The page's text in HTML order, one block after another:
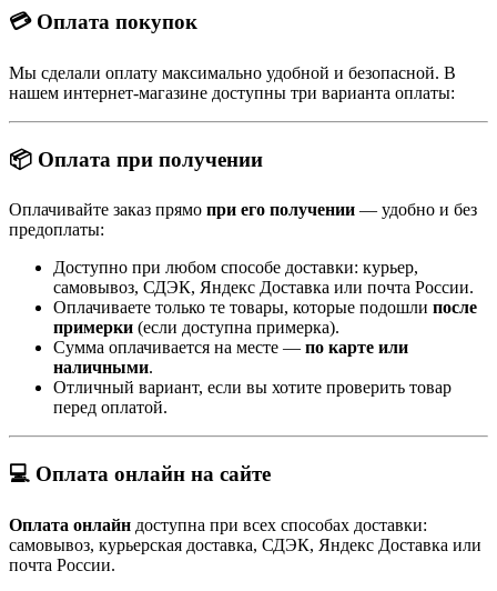
💳 Оплата покупок
Мы сделали оплату максимально удобной и безопасной. В
нашем интернет-магазине доступны три варианта оплаты:
📦 Оплата при получении
Оплачивайте заказ прямо при его получении — удобно и без
предоплаты:
Доступно при любом способе доставки: курьер,
самовывоз, СДЭК, Яндекс Доставка или почта России.
Оплачиваете только те товары, которые подошли после
примерки (если доступна примерка).
Сумма оплачивается на месте — по карте или
наличными.
Отличный вариант, если вы хотите проверить товар
перед оплатой.
💻 Оплата онлайн на сайте
Оплата онлайн доступна при всех способах доставки:
самовывоз, курьерская доставка, СДЭК, Яндекс Доставка или
почта России.